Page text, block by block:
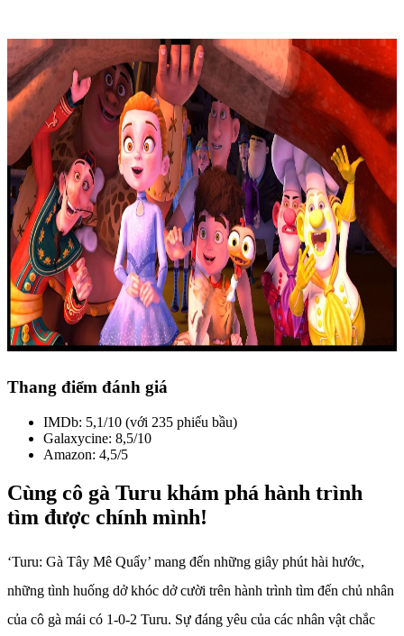
Thang điểm đánh giá
IMDb: 5,1/10 (với 235 phiếu bầu)
Galaxycine: 8,5/10
Amazon: 4,5/5
Cùng cô gà Turu khám phá hành trình
tìm được chính mình!
‘Turu: Gà Tây Mê Quẩy’ mang đến những giây phút hài hước,
những tình huống dở khóc dở cười trên hành trình tìm đến chủ nhân
của cô gà mái có 1-0-2 Turu. Sự đáng yêu của các nhân vật chắc